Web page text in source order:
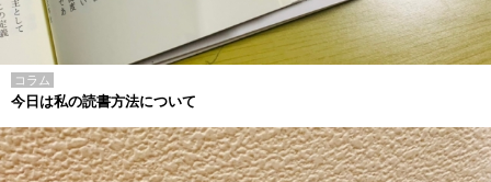
コラム
今日は私の読書方法について